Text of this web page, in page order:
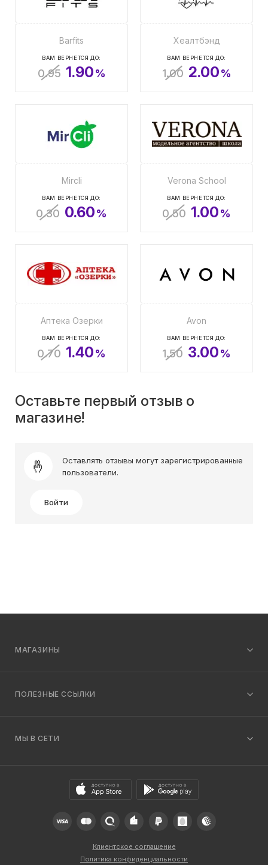
Barfits
ВАМ ВЕРНЕТСЯ ДО:
0.95 1.90%
Хеалтбэнд
ВАМ ВЕРНЕТСЯ ДО:
1.00 2.00%
Mircli
ВАМ ВЕРНЕТСЯ ДО:
0.30 0.60%
Verona School
ВАМ ВЕРНЕТСЯ ДО:
0.50 1.00%
Аптека Озерки
ВАМ ВЕРНЕТСЯ ДО:
0.70 1.40%
Avon
ВАМ ВЕРНЕТСЯ ДО:
1.50 3.00%
Оставьте первый отзыв о
магазине!
Оставлять отзывы могут зарегистрированные
пользователи.
Войти
МАГАЗИНЫ
ПОЛЕЗНЫЕ ССЫЛКИ
МЫ В СЕТИ
Клиентское соглашение
Политика конфиденциальности